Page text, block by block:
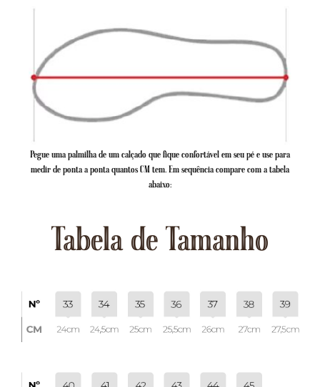
Pegue uma palmilha de um calçado que fique confortável em seu pé e use para
medir de ponta a ponta quantos CM tem. Em sequência compare com a tabela
abaixo:
Tabela de Tamanho